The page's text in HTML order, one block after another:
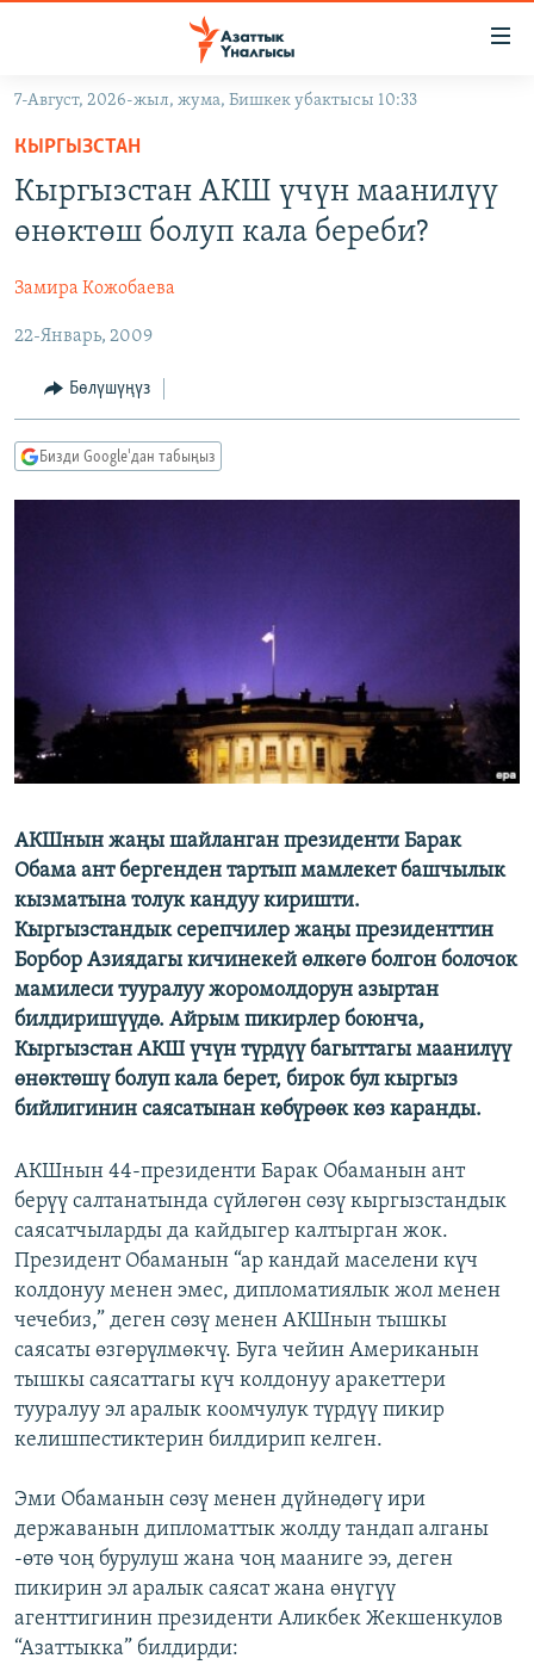
Навигацияга
өтүңүз
Издөөгө
салыңызКЫРГЫЗСТАН
ЭКОНОМИКА
МАДАНИЯТ
ДҮЙНӨ
БОРБОР АЗИЯ
АТАЙЫН ИЛИКТӨӨ
ТВ ПРОГРАММАЛАР
БҮГҮН АЗАТТЫКТА
БИЗ ЖАНА ДҮЙНӨ
ПОДКАСТ
ӨЗГӨЧӨ ПИКИР
ЭЕ/АРнун бардык сайттары
7-Август, 2026-жыл, жума, Бишкек убактысы 10:33
КЫРГЫЗСТАН
Кыргызстан АКШ үчүн маанилүү
өнөктөш болуп кала береби?
Замира Кожобаева
22-Январь, 2009
Бөлүшүңүз
Бизди Google'дан табыңыз
АКШнын жаңы шайланган президенти Барак
Обама ант бергенден тартып мамлекет башчылык
кызматына толук кандуу киришти.
Кыргызстандык серепчилер жаңы президенттин
Борбор Азиядагы кичинекей өлкөгө болгон болочок
мамилеси тууралуу жоромолдорун азыртан
билдиришүүдө. Айрым пикирлер боюнча,
Кыргызстан АКШ үчүн түрдүү багыттагы маанилүү
өнөктөшү болуп кала берет, бирок бул кыргыз
бийлигинин саясатынан көбүрөөк көз каранды.
АКШнын 44-президенти Барак Обаманын ант
берүү салтанатында сүйлөгөн сөзү кыргызстандык
саясатчыларды да кайдыгер калтырган жок.
Президент Обаманын “ар кандай маселени күч
колдонуу менен эмес, дипломатиялык жол менен
чечебиз,” деген сөзү менен АКШнын тышкы
саясаты өзгөрүлмөкчү. Буга чейин Американын
тышкы саясаттагы күч колдонуу аракеттери
тууралуу эл аралык коомчулук түрдүү пикир
келишпестиктерин билдирип келген.
Эми Обаманын сөзү менен дүйнөдөгү ири
державанын дипломаттык жолду тандап алганы
-өтө чоң бурулуш жана чоң мааниге ээ, деген
пикирин эл аралык саясат жана өнүгүү
агенттигинин президенти Аликбек Жекшенкулов
“Азаттыкка” билдирди: